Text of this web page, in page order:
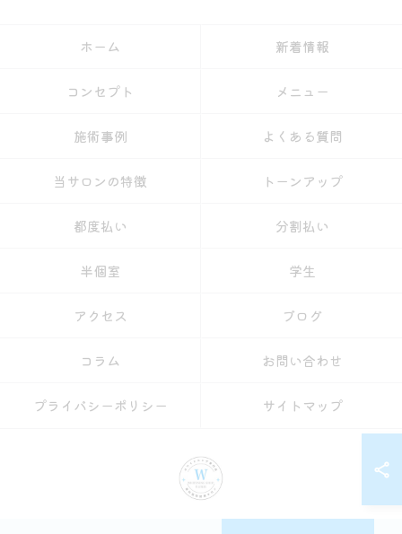
ホーム 新着情報
コンセプト メニュー
施術事例 よくある質問
当サロンの特徴 トーンアップ
都度払い 分割払い
半個室 学生
アクセス ブログ
コラム お問い合わせ
プライバシーポリシー サイトマップ